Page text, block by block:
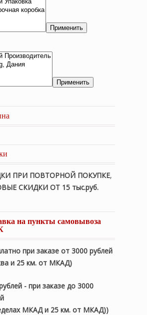
Применить
Применить
ПРИ ПОВТОРНОЙ ПОКУПКЕ,
СКИДКИ ОТ 15 тыс.руб.
на пункты самовывоза
при заказе от 3000 рублей
и 25 км. от МКАД)
- при заказе до 3000
МКАД и 25 км. от МКАД))